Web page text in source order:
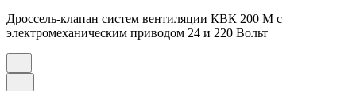
Дроссель-клапан систем вентиляции КВК 200 М с
электромеханическим приводом 24 и 220 Вольт